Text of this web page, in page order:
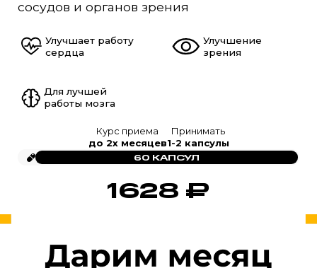
сосудов и органов зрения
Улучшает работу
сердца
Улучшение
зрения
Для лучшей
работы мозга
Курс приема
до 2х месяцев
Принимать
1-2 капсулы
60 КАПСУЛ
1628 ₽